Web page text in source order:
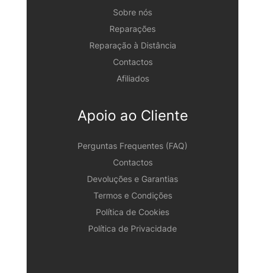
Sobre nós
Reparações
Reparação à Distância
Contactos
Afiliados
Apoio ao Cliente
Perguntas Frequentes (FAQ)
Contactos
Devoluções e Garantias
Termos e Condições
Política de Cookies
Política de Privacidade